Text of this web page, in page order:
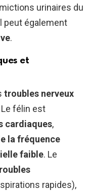
urinaires du
peut également
.
et
troubles nerveux
félin est
cardiaques,
la fréquence
faible. Le
rapides),